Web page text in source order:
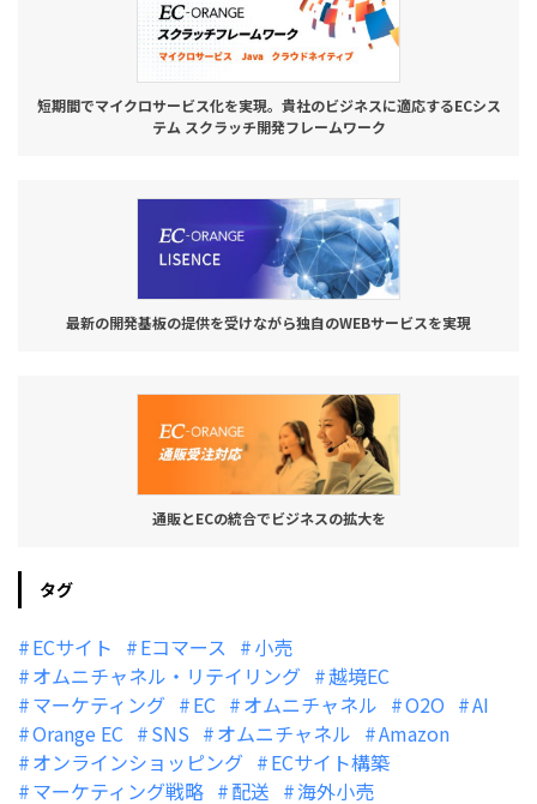
短期間でマイクロサービス化を実現。貴社のビジネスに適応するECシス
テム スクラッチ開発フレームワーク
最新の開発基板の提供を受けながら独自のWEBサービスを実現
通販とECの統合でビジネスの拡大を
タグ
ECサイト Eコマース
小売
オムニチャネル・リテイリング
越境EC
マーケティング
EC オムニチャネル O2O
AI
Orange EC
SNS オムニチャネル
Amazon
オンラインショッピング
ECサイト構築
マーケティング戦略
配送
海外小売